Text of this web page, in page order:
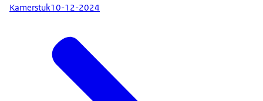
Kamerstuk10-12-2024